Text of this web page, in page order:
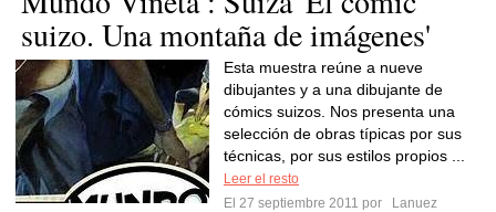
suizo. Una montaña de imágenes'
Esta muestra reúne a nueve
dibujantes y a una dibujante de
cómics suizos. Nos presenta una
selección de obras típicas por sus
técnicas, por sus estilos propios ...
Leer el resto
El 27 septiembre 2011 por
Lanuez